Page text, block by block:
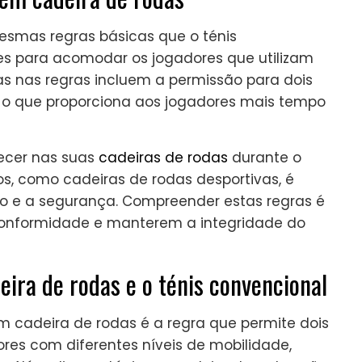
regras básicas que o ténis
para acomodar os jogadores que utilizam
nas regras incluem a permissão para dois
que proporciona aos jogadores mais tempo
nas suas cadeiras de rodas durante o
como cadeiras de rodas desportivas, é
a segurança. Compreender estas regras é
e manterem a integridade do
de rodas e o ténis convencional
cadeira de rodas é a regra que permite dois
com diferentes níveis de mobilidade,